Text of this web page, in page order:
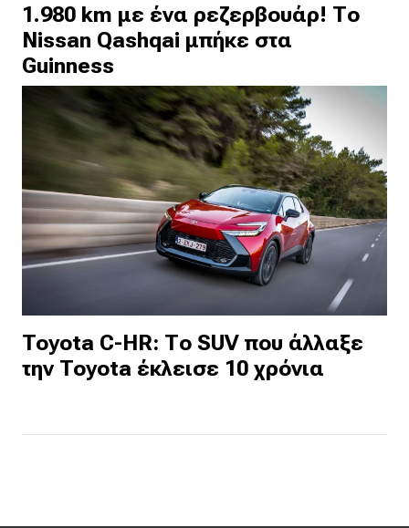
1.980 km με ένα ρεζερβουάρ! Το
Nissan Qashqai μπήκε στα
Guinness
Toyota C-HR: Το SUV που άλλαξε
την Toyota έκλεισε 10 χρόνια